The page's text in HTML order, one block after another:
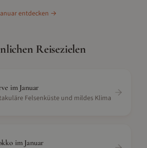
entdecken →
Reisezielen
im Januar
Felsenküste und mildes Klima
im Januar